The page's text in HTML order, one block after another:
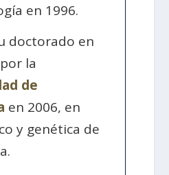
en 1996.
doctorado en
la
de
en 2006, en
y genética de